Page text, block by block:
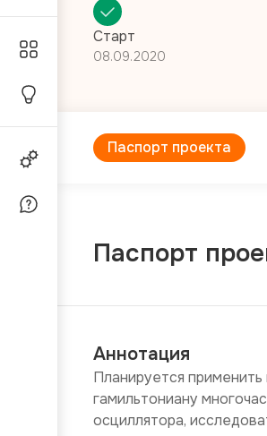
Старт
08.09.2020
Паспорт проекта
Паспорт
Аннотация
Планируется
гамильтониану
осциллятора,